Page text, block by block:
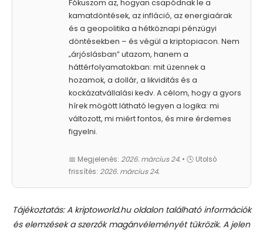
Fókuszom az, hogyan csapódnak le a
kamatdöntések, az infláció, az energiaárak
és a geopolitika a hétköznapi pénzügyi
döntésekben – és végül a kriptopiacon. Nem
„árjóslásban” utazom, hanem a
háttérfolyamatokban: mit üzennek a
hozamok, a dollár, a likviditás és a
kockázatvállalási kedv. A célom, hogy a gyors
hírek mögött látható legyen a logika: mi
változott, mi miért fontos, és mire érdemes
figyelni.
📅 Megjelenés: 2026. március 24. • 🕓 Utolsó
frissítés: 2026. március 24.
Tájékoztatás: A kriptoworld.hu oldalon található információk
és elemzések a szerzők magánvéleményét tükrözik. A jelen